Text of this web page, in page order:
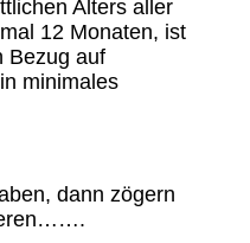
Alters aller
12 Monaten, ist
Bezug auf
minimales
dann zögern